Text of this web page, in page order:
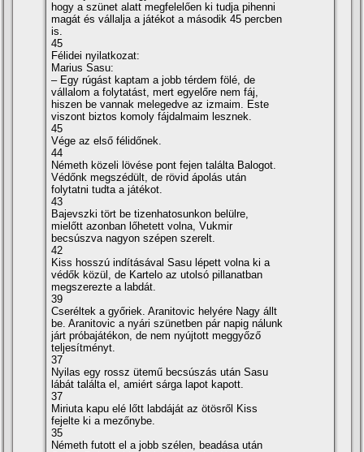
hogy a szünet alatt megfelelően ki tudja pihenni
magát és vállalja a játékot a második 45 percben
is.
45
Félidei nyilatkozat:
Marius Sasu:
– Egy rúgást kaptam a jobb térdem fölé, de
vállalom a folytatást, mert egyelőre nem fáj,
hiszen be vannak melegedve az izmaim. Este
viszont biztos komoly fájdalmaim lesznek.
45
Vége az első félidőnek.
44
Németh közeli lövése pont fejen találta Balogot.
Védőnk megszédült, de rövid ápolás után
folytatni tudta a játékot.
43
Bajevszki tört be tizenhatosunkon belülre,
mielőtt azonban lőhetett volna, Vukmir
becsúszva nagyon szépen szerelt.
42
Kiss hosszú indí­tásával Sasu lépett volna ki a
védők közül, de Kartelo az utolsó pillanatban
megszerezte a labdát.
39
Cseréltek a győriek. Aranitovic helyére Nagy állt
be. Aranitovic a nyári szünetben pár napig nálunk
járt próbajátékon, de nem nyújtott meggyőző
teljesí­tményt.
37
Nyilas egy rossz ütemű becsúszás után Sasu
lábát találta el, amiért sárga lapot kapott.
37
Miriuta kapu elé lőtt labdáját az ötösről Kiss
fejelte ki a mezőnybe.
35
Németh futott el a jobb szélen, beadása után